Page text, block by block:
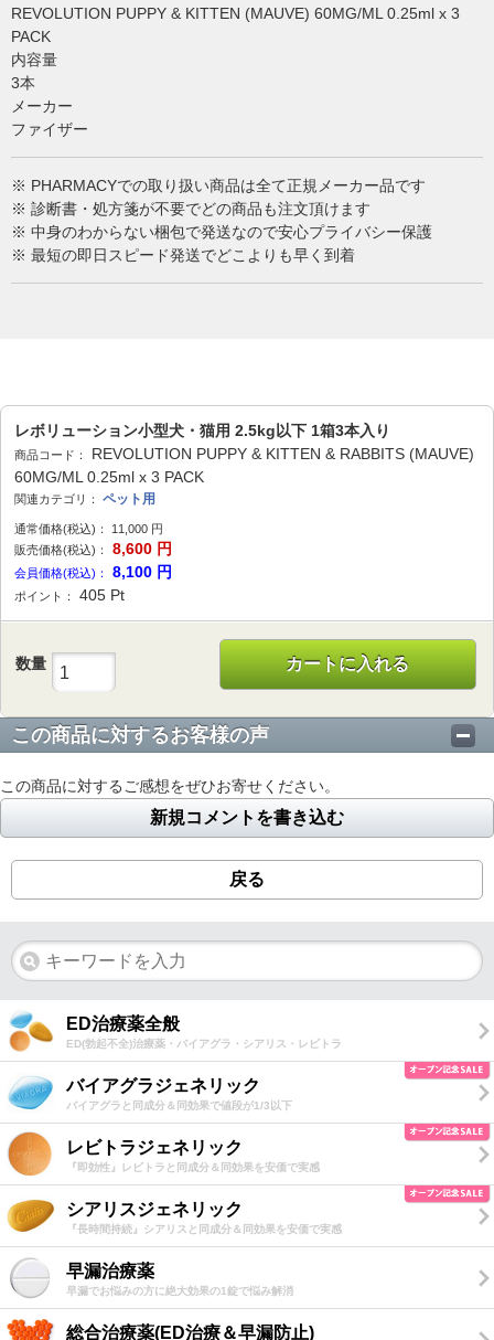
REVOLUTION PUPPY & KITTEN (MAUVE) 60MG/ML 0.25ml x 3
PACK
内容量
3本
メーカー
ファイザー
※ PHARMACYでの取り扱い商品は全て正規メーカー品です
※ 診断書・処方箋が不要でどの商品も注文頂けます
※ 中身のわからない梱包で発送なので安心プライバシー保護
※ 最短の即日スピード発送でどこよりも早く到着
レボリューション小型犬・猫用 2.5kg以下 1箱3本入り
商品コード：
REVOLUTION PUPPY & KITTEN & RABBITS (MAUVE)
60MG/ML 0.25ml x 3 PACK
関連カテゴリ： ペット用
通常価格(税込)： 11,000 円
販売価格(税込)：
8,600 円
会員価格(税込)： 8,100 円
ポイント： 405 Pt
数量 カートに入れる
この商品に対するお客様の声
この商品に対するご感想をぜひお寄せください。
新規コメントを書き込む
戻る
ED治療薬全般
ED(勃起不全)治療薬・バイアグラ・シアリス・レビトラ
バイアグラジェネリック
バイアグラと同成分＆同効果で値段が1/3以下
レビトラジェネリック
『即効性』レビトラと同成分＆同効果を安価で実感
シアリスジェネリック
『長時間持続』シアリスと同成分＆同効果を安価で実感
早漏治療薬
早漏でお悩みの方に絶大効果の1錠で悩み解消
総合治療薬(ED治療＆早漏防止)